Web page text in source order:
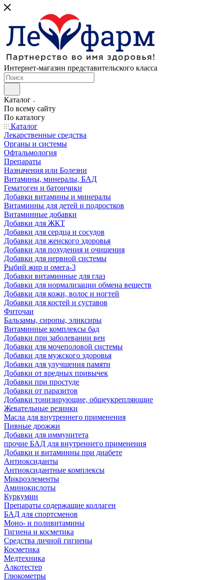
Интернет-магазин представительского класса
Каталог
По всему сайту
По каталогу
Каталог
Лекарственные средства
Органы и системы
Офтальмология
Препараты
Назначения или Болезни
Витамины, минералы, БАД
Гематоген и батончики
Добавки витамины и минералы
Витаминны для детей и подростков
Витаминные добавки
Добавки для ЖКТ
Добавки для сердца и сосудов
Добавки для женского здоровья
Добавки для похудения и очищения
Добавки для нервной системы
Рыбий жир и омега-3
Добавки витаминные для глаз
Добавки для нормализации обмена веществ
Добавки для кожи, волос и ногтей
Добавки для костей и суставов
Фиточаи
Бальзамы, сиропы, эликсиры
Витаминные комплексы бад
Добавки при заболевании вен
Добавки для мочеполовой системы
Добавки для мужского здоровья
Добавки для улучшения памяти
Добавки от вредных привычек
Добавки при простуде
Добавки от паразитов
Добавки тонизирующие, общеукрепляющие
Жевательные резинки
Масла для внутреннего применения
Пивные дрожжи
Добавки для иммунитета
прочие БАД для внутреннего применения
Добавки и витаминны при диабете
Антиоксиданты
Антиоксидантные комплексы
Микроэлементы
Аминокислоты
Куркумин
Препараты содержащие коллаген
БАД для спортсменов
Моно- и поливитамины
Гигиена и косметика
Средства личной гигиены
Косметика
Медтехника
Алкотестер
Глюкометры